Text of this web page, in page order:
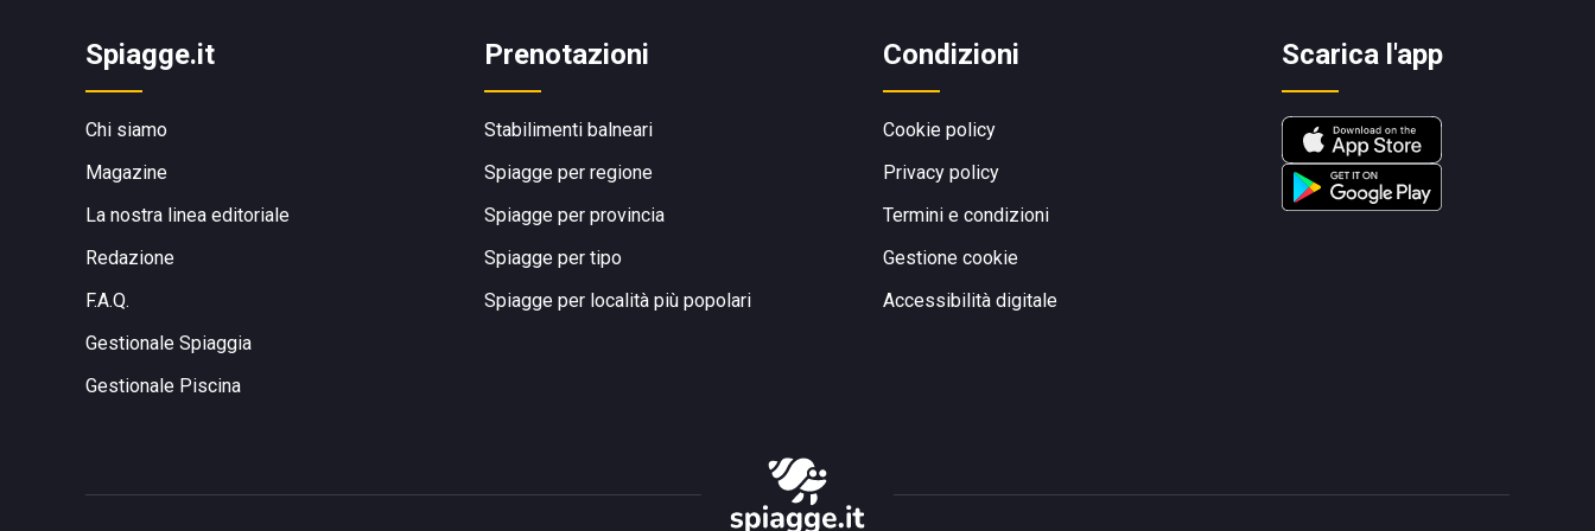
Spiagge.it
Chi siamo
Magazine
La nostra linea editoriale
Redazione
F.A.Q.
Gestionale Spiaggia
Gestionale Piscina
Prenotazioni
Stabilimenti balneari
Spiagge per regione
Spiagge per provincia
Spiagge per tipo
Spiagge per località più popolari
Condizioni
Cookie policy
Privacy policy
Termini e condizioni
Gestione cookie
Accessibilità digitale
Scarica l'app